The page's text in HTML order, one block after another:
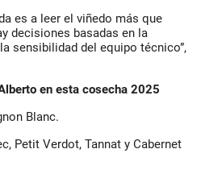
es a leer el viñedo más que
decisiones basadas en la
sensibilidad del equipo técnico”,
en esta cosecha 2025
Blanc.
Petit Verdot, Tannat y Cabernet